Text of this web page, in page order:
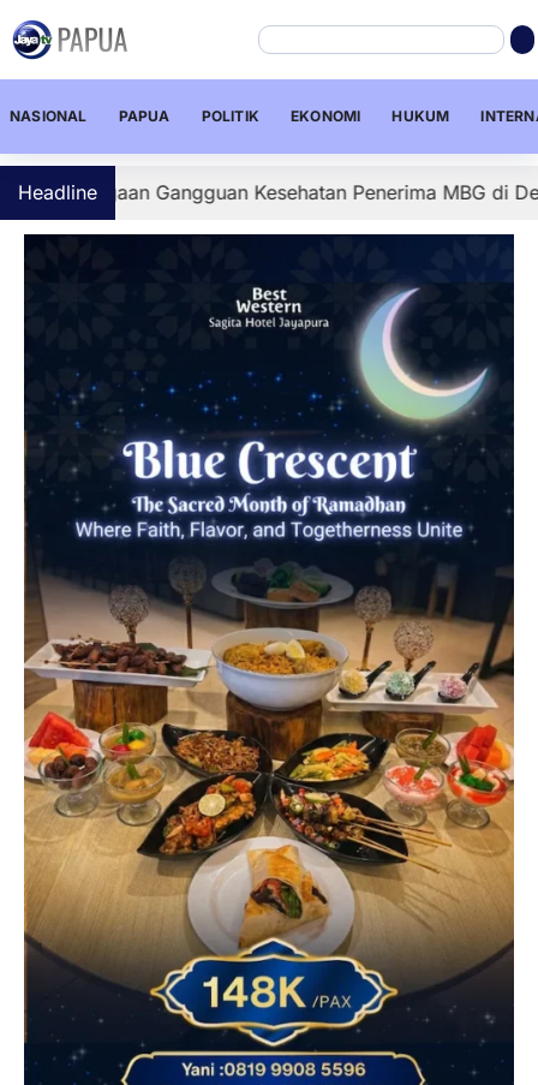
NASIONAL PAPUA POLITIK EKONOMI HUKUM
Headline
Gangguan Kesehatan Penerima MBG di Depapre,